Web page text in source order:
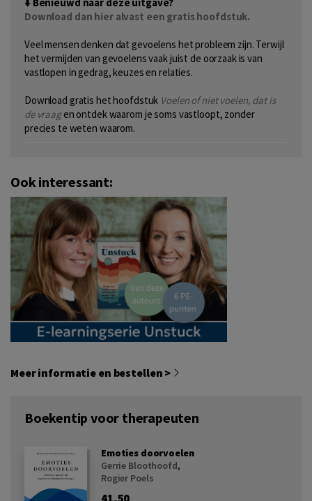
Download dan hier alvast een gratis hoofdstuk.
Veel mensen denken dat gevoelens het probleem zijn. Terwijl
het vermijden van gevoelens vaak juist de oorzaak is van
vastlopen in gedrag, keuzes en relaties.
Download gratis het hoofdstuk Voelen of niet voelen, dat is
de vraagen ontdek waarom je soms vastloopt, zonder
precies te weten waarom.
Ook interessant:
Meer informatie en bestellen >
Boekentip voor therapeuten
Emoties doorvoelen
Gerrie Bloothoofd,
Rogier Poels